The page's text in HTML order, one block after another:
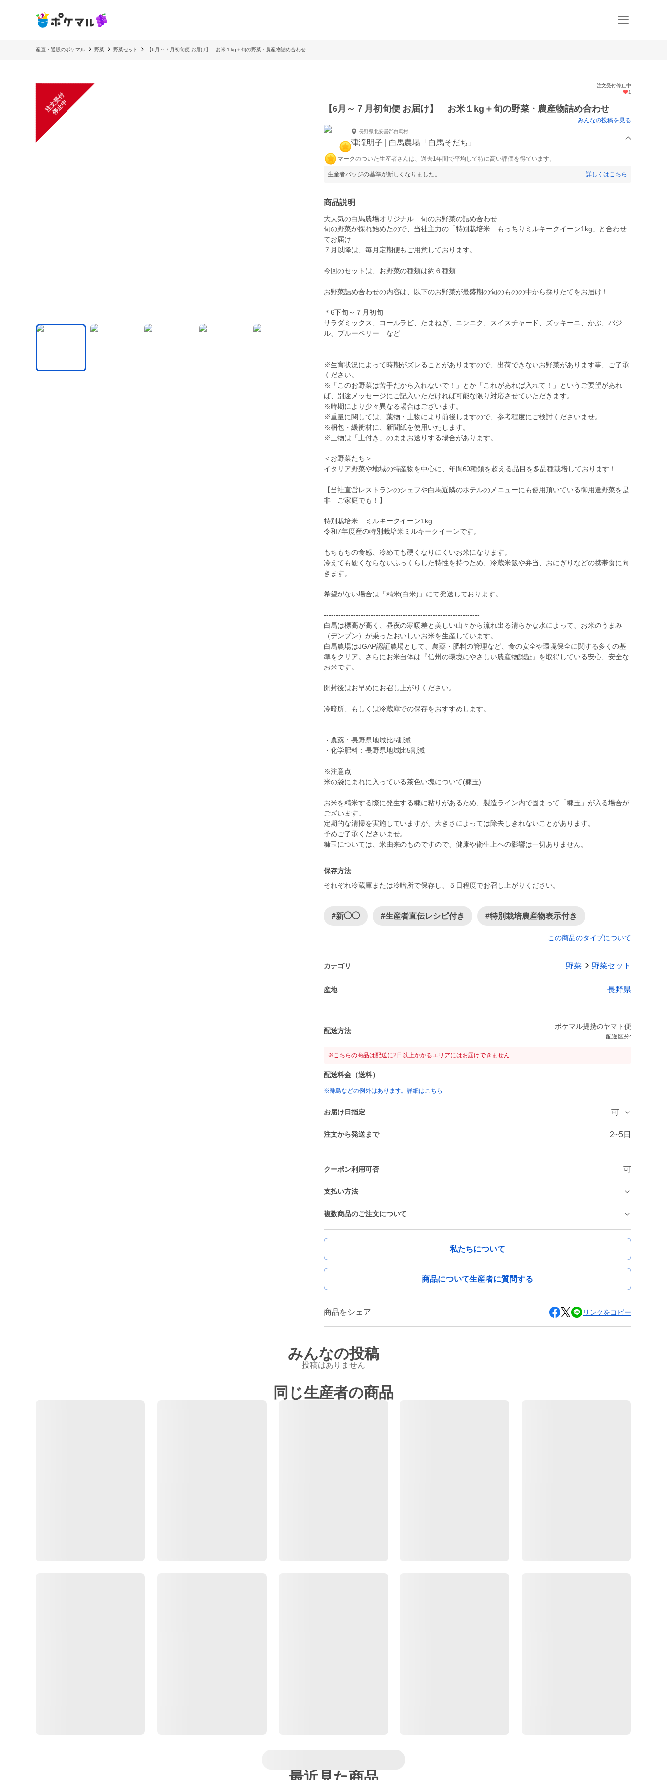
産直・通販のポケマル 野菜 野菜セット 【6月～７月初旬便 お届け】 お米１kg＋旬の野菜・農産物詰め合わせ
注
文
受
付
停
止
中
注文受付停止中
1
【6月～７月初旬便 お届け】 お米１kg＋旬の野菜・農産物詰め合わせ
みんなの投稿を見る
長野県北安曇郡白馬村
津滝明子 | 白馬農場「白馬そだち」
マークのついた生産者さんは、過去1年間で平均して特に高い評価を得ています。
生産者バッジの基準が新しくなりました。 詳しくはこちら
商品説明
大人気の白馬農場オリジナル 旬のお野菜の詰め合わせ
旬の野菜が採れ始めたので、当社主力の「特別栽培米 もっちりミルキークイーン1kg」と合わせ
てお届け
７月以降は、毎月定期便もご用意しております。
今回のセットは、お野菜の種類は約６種類
お野菜詰め合わせの内容は、以下のお野菜が最盛期の旬のものの中から採りたてをお届け！
＊6下旬～７月初旬
サラダミックス、コールラビ、たまねぎ、ニンニク、スイスチャード、ズッキーニ、かぶ、バジ
ル、ブルーベリー など
※生育状況によって時期がズレることがありますので、出荷できないお野菜があります事、ご了承
ください。
※「このお野菜は苦手だから入れないで！」とか「これがあれば入れて！」というご要望があれ
ば、別途メッセージにご記入いただければ可能な限り対応させていただきます。
※時期により少々異なる場合はございます。
※重量に関しては、葉物・土物により前後しますので、参考程度にご検討くださいませ。
※梱包・緩衝材に、新聞紙を使用いたします。
※土物は「土付き」のままお送りする場合があります。
＜お野菜たち＞
イタリア野菜や地域の特産物を中心に、年間60種類を超える品目を多品種栽培しております！
【当社直営レストランのシェフや白馬近隣のホテルのメニューにも使用頂いている御用達野菜を是
非！ご家庭でも！】
特別栽培米 ミルキークイーン1kg
令和7年度産の特別栽培米ミルキークイーンです。
もちもちの食感、冷めても硬くなりにくいお米になります。
冷えても硬くならないふっくらした特性を持つため、冷蔵米飯や弁当、おにぎりなどの携帯食に向
きます。
希望がない場合は「精米(白米)」にて発送しております。
---------------------------------------------------------------
白馬は標高が高く、昼夜の寒暖差と美しい山々から流れ出る清らかな水によって、お米のうまみ
（デンプン）が乗ったおいしいお米を生産しています。
白馬農場はJGAP認証農場として、農薬・肥料の管理など、食の安全や環境保全に関する多くの基
準をクリア。さらにお米自体は『信州の環境にやさしい農産物認証』を取得している安心、安全な
お米です。
開封後はお早めにお召し上がりください。
冷暗所、もしくは冷蔵庫での保存をおすすめします。
・農薬：長野県地域比5割減
・化学肥料：長野県地域比5割減
※注意点
米の袋にまれに入っている茶色い塊について(糠玉)
お米を精米する際に発生する糠に粘りがあるため、製造ライン内で固まって「糠玉」が入る場合が
ございます。
定期的な清掃を実施していますが、大きさによっては除去しきれないことがあります。
予めご了承くださいませ。
保存方法
それぞれ冷蔵庫または冷暗所で保存し、５日程度でお召し上がりください。
#新◯◯ #生産者直伝レシピ付き #特別栽培農産物表示付き
この商品のタイプについて
カテゴリ 野菜 野菜セット
産地 長野県
配送方法
ポケマル提携のヤマト便
配送区分:
※こちらの商品は配送に2日以上かかるエリアにはお届けできません
配送料金（送料）
※離島などの例外はあります。詳細はこちら
お届け日指定 可
注文から発送まで 2~5日
クーポン利用可否 可
支払い方法
複数商品のご注文について
私たちについて
商品について生産者に質問する
商品をシェア リンクをコピー
みんなの投稿
投稿はありません
同じ生産者の商品